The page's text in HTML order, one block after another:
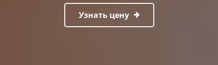
Узнать цену